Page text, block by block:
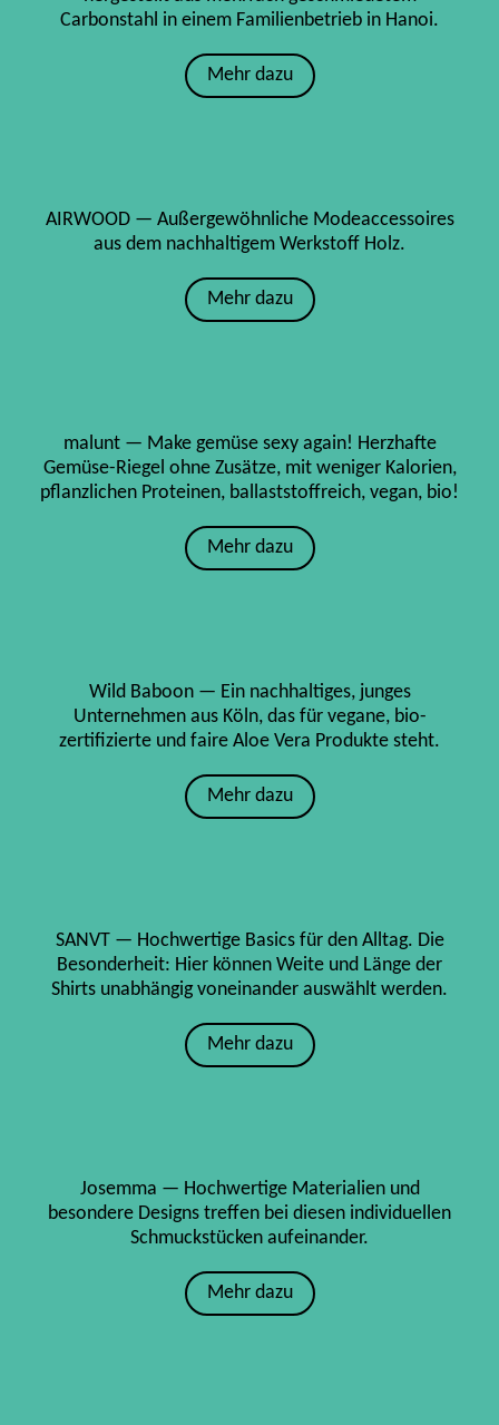
Carbonstahl in einem Familienbetrieb in Hanoi.
Mehr dazu
AIRWOOD — Außergewöhnliche Modeaccessoires
aus dem nachhaltigem Werkstoff Holz.
Mehr dazu
malunt — Make gemüse sexy again! Herzhafte
Gemüse-Riegel ohne Zusätze, mit weniger Kalorien,
pflanzlichen Proteinen, ballaststoffreich, vegan, bio!
Mehr dazu
Wild Baboon — Ein nachhaltiges, junges
Unternehmen aus Köln, das für vegane, bio-
zertifizierte und faire Aloe Vera Produkte steht.
Mehr dazu
SANVT — Hochwertige Basics für den Alltag. Die
Besonderheit: Hier können Weite und Länge der
Shirts unabhängig voneinander auswählt werden.
Mehr dazu
Josemma — Hochwertige Materialien und
besondere Designs treffen bei diesen individuellen
Schmuckstücken aufeinander.
Mehr dazu